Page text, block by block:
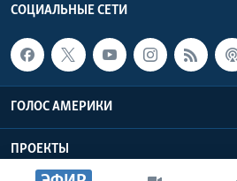
СОЦИАЛЬНЫЕ СЕТИ
ГОЛОС АМЕРИКИ
ПРОЕКТЫ